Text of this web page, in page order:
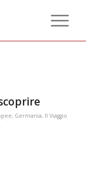
, Germania, Il Viaggio